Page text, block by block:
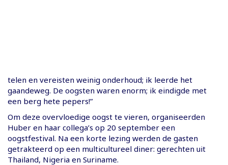
telen en vereisten weinig onderhoud; ik leerde het
gaandeweg. De oogsten waren enorm; ik eindigde met
een berg hete pepers!”
Om deze overvloedige oogst te vieren, organiseerden
Huber en haar collega’s op 20 september een
oogstfestival. Na een korte lezing werden de gasten
getrakteerd op een multicultureel diner: gerechten uit
Thailand, Nigeria en Suriname.